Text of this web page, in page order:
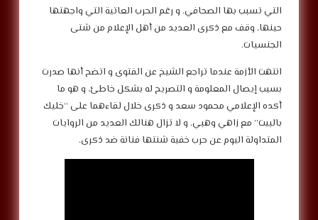
التي تسبب بها الصحافي. و رغم الحرب العاتية التي واجهتها
حينها، وقف مع ذكرى العديد من أهل الإعلام من شتى
الجنسيات.
انتهت الأزمة عندما تراجع الشيخ عن الفتوى و اتضح أنها صدرت
بسبب إيصال المعلومة و التصريح له بشكل خاطئ، و هو ما
أكده الإعلامي محمود سعد و ذكرى خلال لقاءهما على “خليك
بالبيت” مع زاهي وهبي. و لا تزال هنالك العديد من الروايات
المتداولة اليوم عن حرب خفية شنتها فنانة ضد ذكرى.